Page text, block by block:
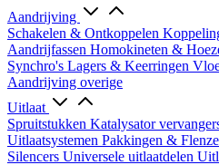
Aandrijving
Schakelen & Ontkoppelen
Aandrijfassen Homokineten &
Synchro's Lagers & Keerringen
Aandrijving overige
Uitlaat
Spruitstukken Katalysator
Uitlaatsystemen Pakkingen &
Silencers Universele uitlaatdelen